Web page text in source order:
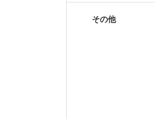
その他